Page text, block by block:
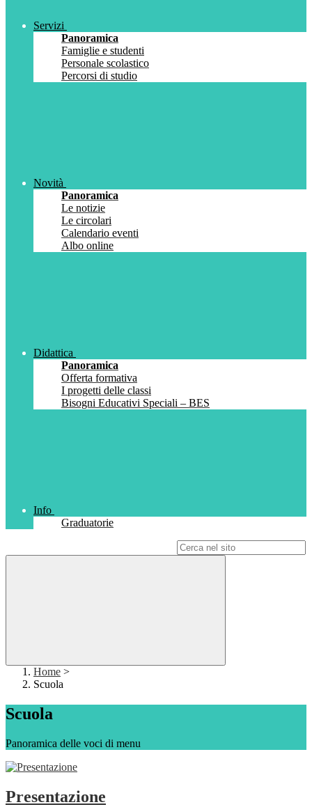
Servizi
Panoramica
Famiglie e studenti
Personale scolastico
Percorsi di studio
Novità
Panoramica
Le notizie
Le circolari
Calendario eventi
Albo online
Didattica
Panoramica
Offerta formativa
I progetti delle classi
Bisogni Educativi Speciali – BES
Info
Graduatorie
Home >
Scuola
Scuola
Panoramica delle voci di menu
Presentazione